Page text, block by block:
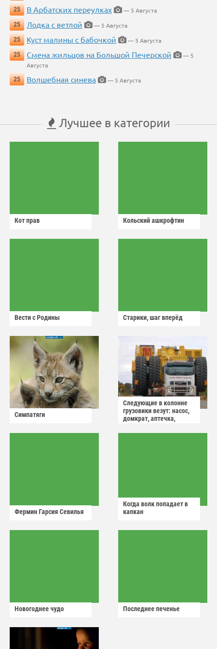
25
В Арбатских переулках
— 5 Августа
25
Лодка с ветлой
— 5 Августа
25
Куст малины с бабочкой
— 5 Августа
25
Смена жильцов на Большой Печерской
— 5
Августа
25
Волшебная синева — 5 Августа
Лучшее в категории
Кот прав Кольский ашкрофтин
Вести с Родины Старики, шаг вперёд
Симпатяги
Следующие в колонне
грузовики везут: насос,
домкрат, аптечка,
Фермин Гарсия Севилья
Когда волк попадает в
капкан
Новогоднее чудо Последнее печенье